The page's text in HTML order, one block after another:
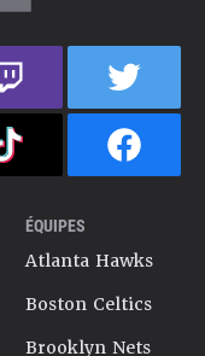
ÉQUIPES
Atlanta Hawks
Boston Celtics
Brooklyn Nets